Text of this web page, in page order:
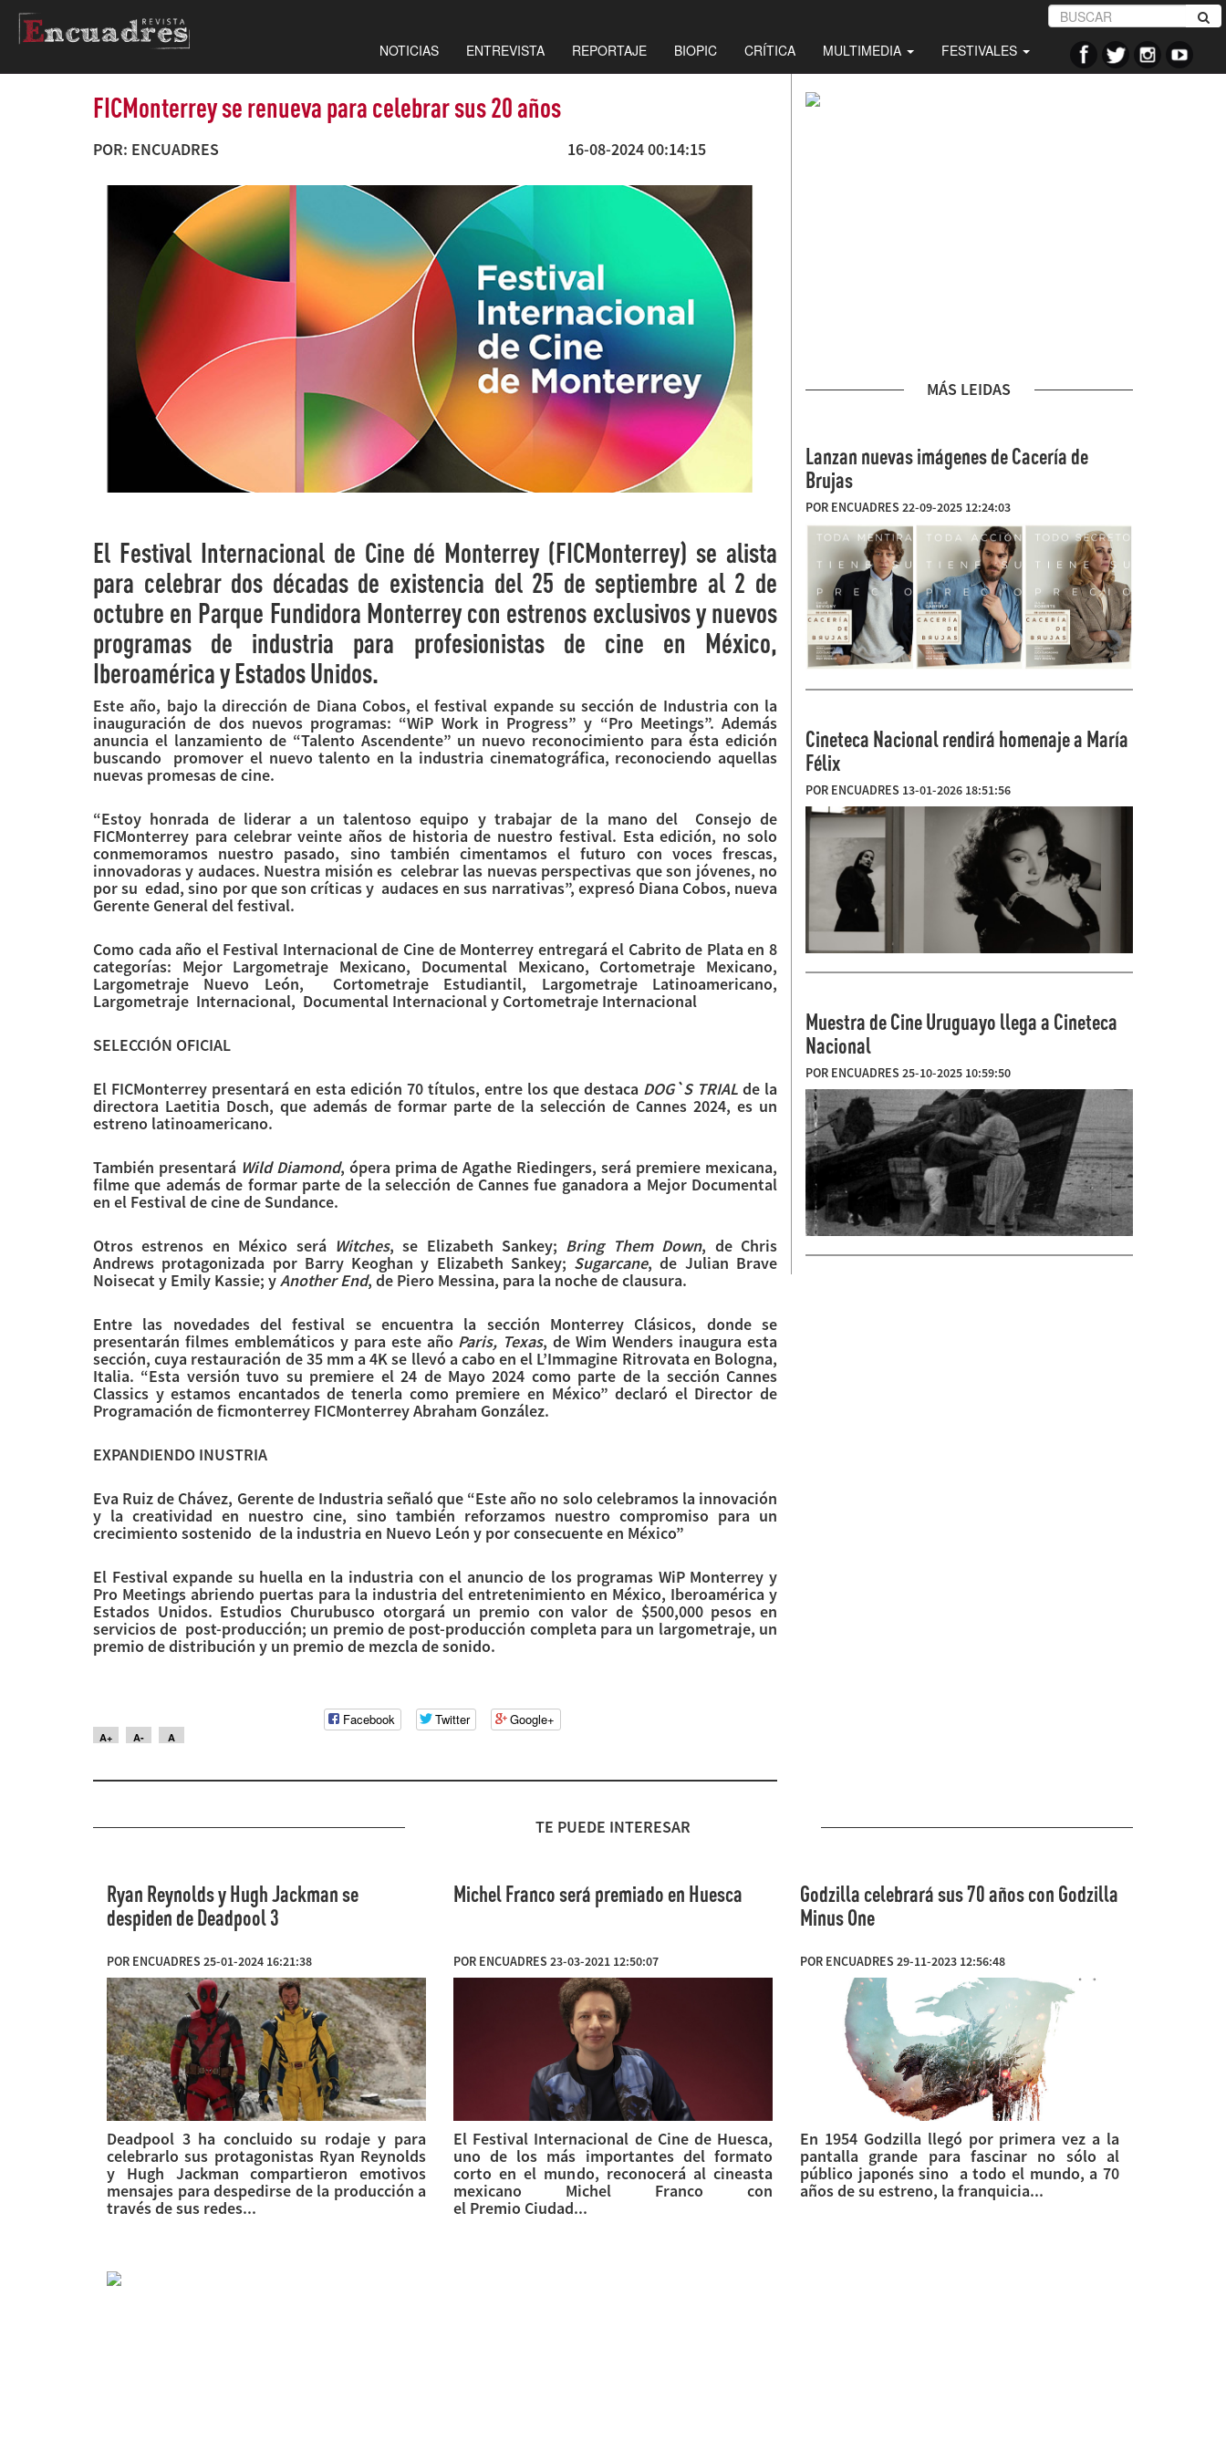
NOTICIAS ENTREVISTA REPORTAJE BIOPIC CRÍTICA MULTIMEDIA FESTIVALES
FICMonterrey se renueva para celebrar sus 20 años
POR: ENCUADRES 16-08-2024 00:14:15
El Festival Internacional de Cine dé Monterrey (FICMonterrey) se alista
para celebrar dos décadas de existencia del 25 de septiembre al 2 de
octubre en Parque Fundidora Monterrey con estrenos exclusivos y nuevos
programas de industria para profesionistas de cine en México,
Iberoamérica y Estados Unidos.
Este año, bajo la dirección de Diana Cobos, el festival expande su sección de Industria con la
inauguración de dos nuevos programas: “WiP Work in Progress” y “Pro Meetings”. Además
anuncia el lanzamiento de “Talento Ascendente” un nuevo reconocimiento para ésta edición
buscando promover el nuevo talento en la industria cinematográfica, reconociendo aquellas
nuevas promesas de cine.
“Estoy honrada de liderar a un talentoso equipo y trabajar de la mano del Consejo de
FICMonterrey para celebrar veinte años de historia de nuestro festival. Esta edición, no solo
conmemoramos nuestro pasado, sino también cimentamos el futuro con voces frescas,
innovadoras y audaces. Nuestra misión es celebrar las nuevas perspectivas que son jóvenes, no
por su edad, sino por que son críticas y audaces en sus narrativas”, expresó Diana Cobos, nueva
Gerente General del festival.
Como cada año el Festival Internacional de Cine de Monterrey entregará el Cabrito de Plata en 8
categorías: Mejor Largometraje Mexicano, Documental Mexicano, Cortometraje Mexicano,
Largometraje Nuevo León, Cortometraje Estudiantil, Largometraje Latinoamericano,
Largometraje Internacional, Documental Internacional y Cortometraje Internacional
SELECCIÓN OFICIAL
El FICMonterrey presentará en esta edición 70 títulos, entre los que destaca DOG`S TRIAL de la
directora Laetitia Dosch, que además de formar parte de la selección de Cannes 2024, es un
estreno latinoamericano.
También presentará Wild Diamond, ópera prima de Agathe Riedingers, será premiere mexicana,
filme que además de formar parte de la selección de Cannes fue ganadora a Mejor Documental
en el Festival de cine de Sundance.
Otros estrenos en México será Witches, se Elizabeth Sankey; Bring Them Down, de Chris
Andrews protagonizada por Barry Keoghan y Elizabeth Sankey; Sugarcane, de Julian Brave
Noisecat y Emily Kassie; yAnother End, de Piero Messina, para la noche de clausura.
Entre las novedades del festival se encuentra la sección Monterrey Clásicos, donde se
presentarán filmes emblemáticos y para este año Paris, Texas, de Wim Wenders inaugura esta
sección, cuya restauración de 35 mm a 4K se llevó a cabo en el L’Immagine Ritrovata en Bologna,
Italia. “Esta versión tuvo su premiere el 24 de Mayo 2024 como parte de la sección Cannes
Classics y estamos encantados de tenerla como premiere en México” declaró el Director de
Programación de ficmonterrey FICMonterrey Abraham González.
EXPANDIENDO INUSTRIA
Eva Ruiz de Chávez, Gerente de Industria señaló que “Este año no solo celebramos la innovación
y la creatividad en nuestro cine, sino también reforzamos nuestro compromiso para un
crecimiento sostenido de la industria en Nuevo León y por consecuente en México”
El Festival expande su huella en la industria con el anuncio de los programas WiP Monterrey y
Pro Meetings abriendo puertas para la industria del entretenimiento en México, Iberoamérica y
Estados Unidos. Estudios Churubusco otorgará un premio con valor de $500,000 pesos en
servicios de post-producción; un premio de post-producción completa para un largometraje, un
premio de distribución y un premio de mezcla de sonido.
A+ A- A
Facebook Twitter Google+
MÁS LEIDAS
Lanzan nuevas imágenes de Cacería de
Brujas
POR ENCUADRES 22-09-2025 12:24:03
Cineteca Nacional rendirá homenaje a María
Félix
POR ENCUADRES 13-01-2026 18:51:56
Muestra de Cine Uruguayo llega a Cineteca
Nacional
POR ENCUADRES 25-10-2025 10:59:50
TE PUEDE INTERESAR
Ryan Reynolds y Hugh Jackman se
despiden de Deadpool 3
POR ENCUADRES 25-01-2024 16:21:38
Deadpool 3 ha concluido su rodaje y para
celebrarlo sus protagonistas Ryan Reynolds
y Hugh Jackman compartieron emotivos
mensajes para despedirse de la producción a
través de sus redes...
Michel Franco será premiado en Huesca
POR ENCUADRES 23-03-2021 12:50:07
El Festival Internacional de Cine de Huesca,
uno de los más importantes del formato
corto en el mundo, reconocerá al cineasta
mexicano Michel Franco con
el Premio Ciudad...
Godzilla celebrará sus 70 años con Godzilla
Minus One
POR ENCUADRES 29-11-2023 12:56:48
En 1954 Godzilla llegó por primera vez a la
pantalla grande para fascinar no sólo al
público japonés sino a todo el mundo, a 70
años de su estreno, la franquicia...